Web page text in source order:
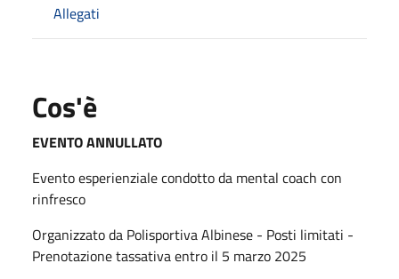
Allegati
Cos'è
EVENTO ANNULLATO
Evento esperienziale condotto da mental coach con
rinfresco
Organizzato da Polisportiva Albinese - Posti limitati -
Prenotazione tassativa entro il 5 marzo 2025